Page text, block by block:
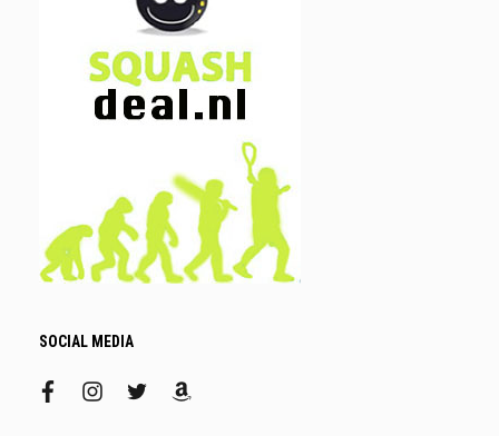
SOCIAL MEDIA
facebookinstagram
twitteramazon